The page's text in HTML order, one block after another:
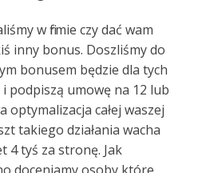
w firmie czy dać wam
inny bonus. Doszliśmy do
bonusem będzie dla tych
podpiszą umowę na 12 lub
optymalizacja całej waszej
takiego działania wacha
4 tyś za stronę. Jak